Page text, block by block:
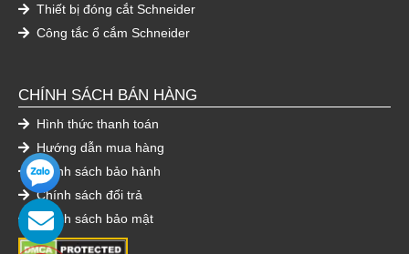
Thiết bị đóng cắt Schneider
Công tắc ổ cắm Schneider
CHÍNH SÁCH BÁN HÀNG
Hình thức thanh toán
Hướng dẫn mua hàng
Chính sách bảo hành
Chính sách đổi trả
Chính sách bảo mật